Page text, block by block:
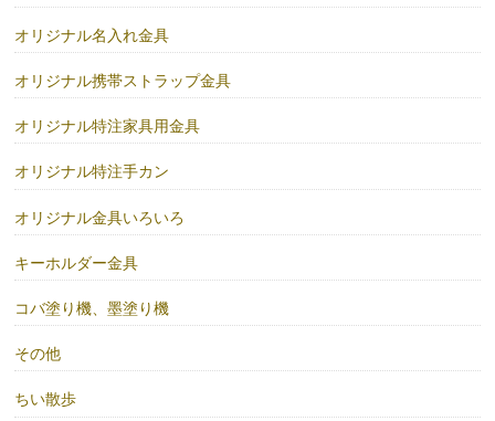
オリジナル名入れ金具
オリジナル携帯ストラップ金具
オリジナル特注家具用金具
オリジナル特注手カン
オリジナル金具いろいろ
キーホルダー金具
コバ塗り機、墨塗り機
その他
ちい散歩